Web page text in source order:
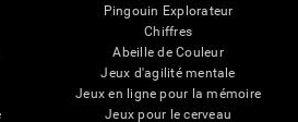
Pingouin Explorateur
Chiffres
Abeille de Couleur
Jeux d'agilité mentale
Jeux en ligne pour la mémoire
Jeux pour le cerveau